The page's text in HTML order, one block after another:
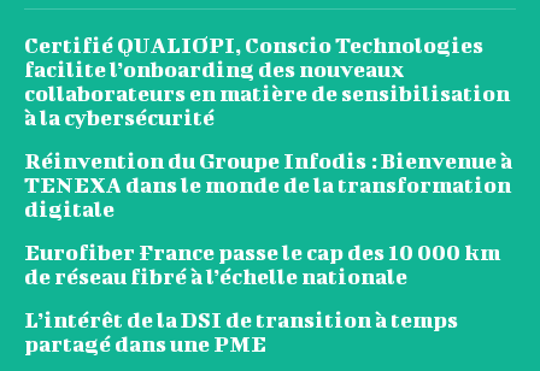
Certifié QUALIOPI, Conscio Technologies
facilite l’onboarding des nouveaux
collaborateurs en matière de sensibilisation
à la cybersécurité
Réinvention du Groupe Infodis : Bienvenue à
TENEXA dans le monde de la transformation
digitale
Eurofiber France passe le cap des 10 000 km
de réseau fibré à l’échelle nationale
L’intérêt de la DSI de transition à temps
partagé dans une PME